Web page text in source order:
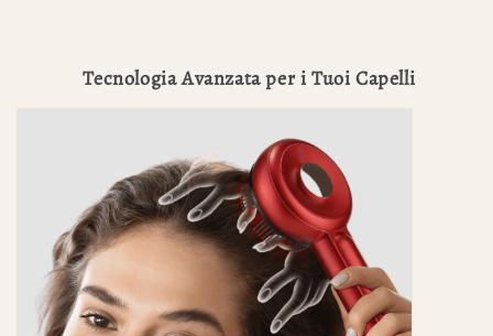
Tecnologia Avanzata per i Tuoi Capelli